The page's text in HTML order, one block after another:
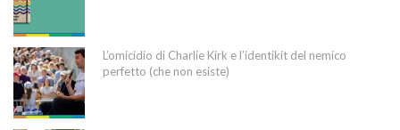
L’omicidio di Charlie Kirk e l’identikit del nemico
perfetto (che non esiste)